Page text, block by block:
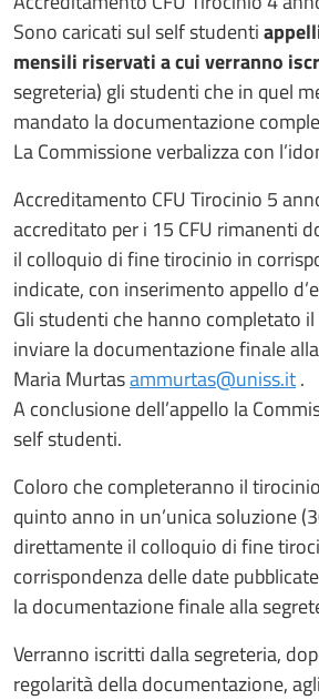
Sono caricati sul self studenti
mensili riservatia cui verranno
segreteria) gli studenti che in quel
mandato la documentazione
La Commissione verbalizza con
Accreditamento CFU Tirocinio 5
accreditato per i 15 CFU rimanenti
il colloquio di fine tirocinio in
indicate, con inserimento appello
Gli studenti che hanno completato
inviare la documentazione finale
Maria Murtasammurtas@uniss.it.
A conclusione dell’appello la
self studenti.
Coloro che completeranno il
quinto anno in un’unica soluzione
direttamente il colloquio di fine
corrispondenza delle date
la documentazione finale alla
Verranno iscritti dalla segreteria,
regolarità della documentazione,